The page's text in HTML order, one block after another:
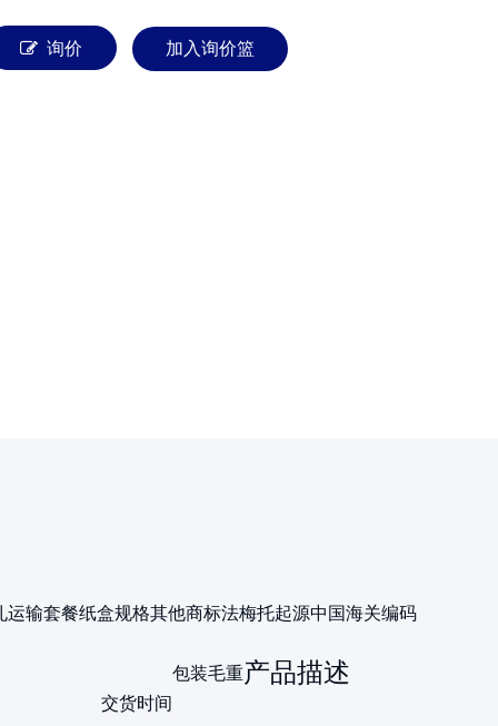
询价 加入询价篮
运输套餐纸盒规格其他商标法梅托起源中国海关编码
包装毛重
交货时间
产品描述